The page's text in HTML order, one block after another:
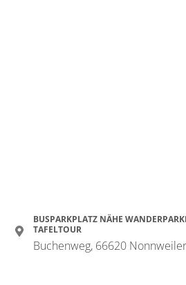
BUSPARKPLATZ NÄHE
TAFELTOUR
Buchenweg, 66620 Nonnweiler